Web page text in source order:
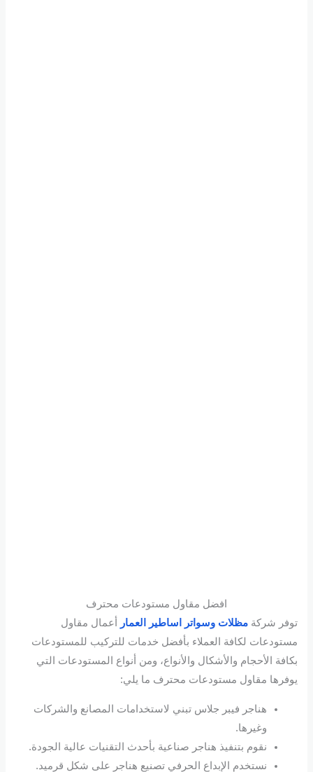
افضل مقاول مستودعات محترف
توفر شركةمظلات وسواتر اساطير العمار
أعمال مقاول
مستودعات لكافة العملاء بأفضل خدمات للتركيب للمستودعات
بكافة الأحجام والأشكال والأنواع، ومن أنواع المستودعات التي
يوفرها مقاول مستودعات محترف ما يلي:
هناجر فيبر جلاس تبني لاستخدامات المصانع والشركات
وغيرها.
نقوم بتنفيذ هناجر صناعية بأحدث التقنيات عالية الجودة.
نستخدم الإبداع الحرفي تصنيع هناجر على شكل قرميد.